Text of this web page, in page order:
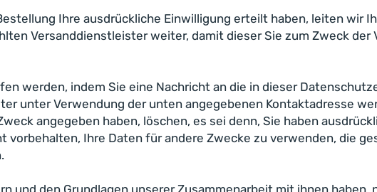
Ihre ausdrückliche Einwilligung erteilt haben, leiten wir
Versanddienstleister weiter, damit dieser Sie zum Zweck
werden, indem Sie eine Nachricht an die in dieser
unter Verwendung der unten angegebenen Kontaktadresse
angegeben haben, löschen, es sei denn, Sie haben
vorbehalten, Ihre Daten für andere Zwecke zu verwenden, die
und den Grundlagen unserer Zusammenarbeit mit ihnen